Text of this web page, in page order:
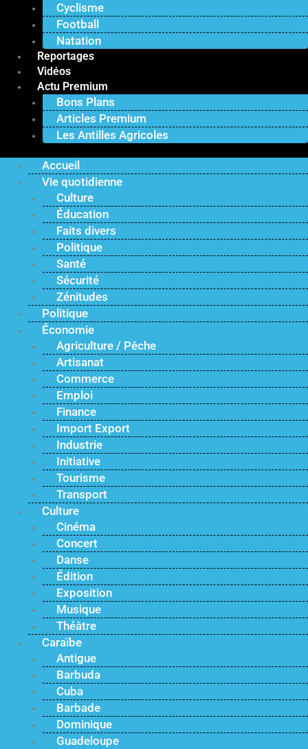
Cyclisme
Football
Natation
Reportages
Vidéos
Actu Premium
Bons Plans
Articles Premium
Les Antilles Agricoles
Accueil
Vie quotidienne
Culture
Éducation
Faits divers
Politique
Santé
Sécurité
Zénitudes
Politique
Économie
Agriculture / Pêche
Artisanat
Commerce
Emploi
Finance
Import Export
Industrie
Initiative
Tourisme
Transport
Culture
Cinéma
Concert
Danse
Édition
Exposition
Musique
Théâtre
Caraïbe
Antigue
Barbuda
Cuba
Barbade
Dominique
Guadeloupe